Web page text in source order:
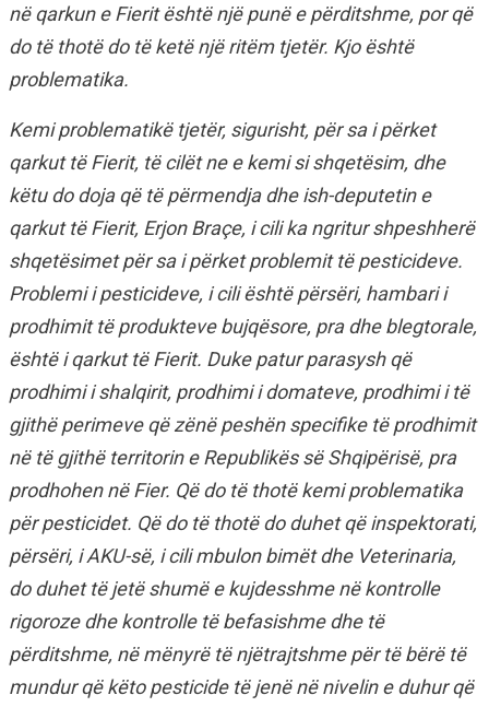
në qarkun e Fierit është një punë e përditshme, por që
do të thotë do të ketë një ritëm tjetër. Kjo është
problematika.
Kemi problematikë tjetër, sigurisht, për sa i përket
qarkut të Fierit, të cilët ne e kemi si shqetësim, dhe
këtu do doja që të përmendja dhe ish-deputetin e
qarkut të Fierit, Erjon Braçe, i cili ka ngritur shpeshherë
shqetësimet për sa i përket problemit të pesticideve.
Problemi i pesticideve, i cili është përsëri, hambari i
prodhimit të produkteve bujqësore, pra dhe blegtorale,
është i qarkut të Fierit. Duke patur parasysh që
prodhimi i shalqirit, prodhimi i domateve, prodhimi i të
gjithë perimeve që zënë peshën specifike të prodhimit
në të gjithë territorin e Republikës së Shqipërisë, pra
prodhohen në Fier. Që do të thotë kemi problematika
për pesticidet. Që do të thotë do duhet që inspektorati,
përsëri, i AKU-së, i cili mbulon bimët dhe Veterinaria,
do duhet të jetë shumë e kujdesshme në kontrolle
rigoroze dhe kontrolle të befasishme dhe të
përditshme, në mënyrë të njëtrajtshme për të bërë të
mundur që këto pesticide të jenë në nivelin e duhur që